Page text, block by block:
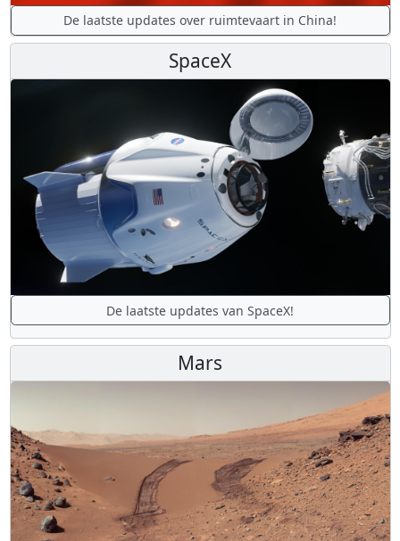
De laatste updates over ruimtevaart in China!
SpaceX
De laatste updates van SpaceX!
Mars